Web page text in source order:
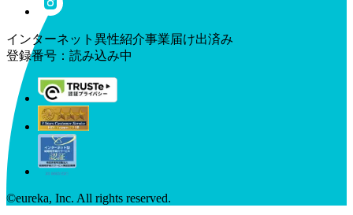
インターネット異性紹介事業届け出済み
登録番号： 読み込み中
©︎eureka, Inc. All rights reserved.